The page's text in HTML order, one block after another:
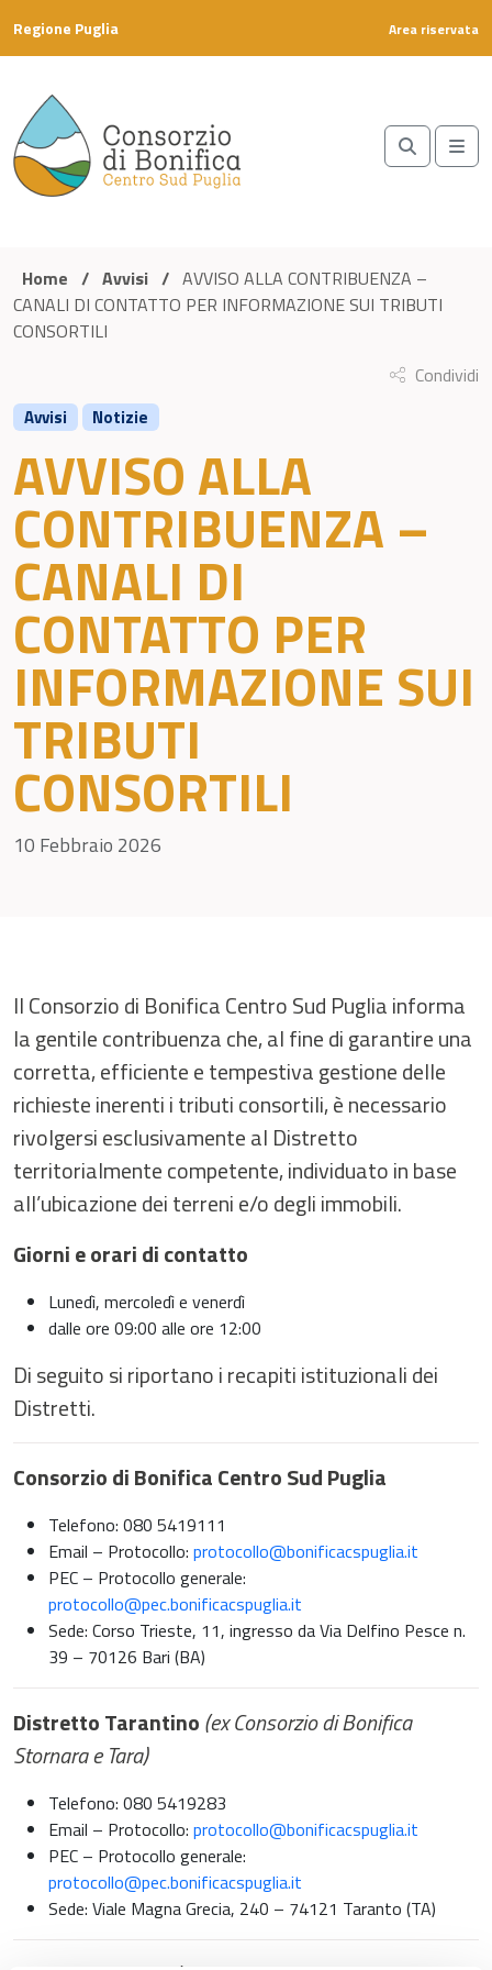
Regione Puglia Area riservata
Search
Home / Avvisi / AVVISO ALLA CONTRIBUENZA –
CANALI DI CONTATTO PER INFORMAZIONE SUI TRIBUTI
CONSORTILI
Condividi
Avvisi Notizie
AVVISO ALLA
CONTRIBUENZA –
CANALI DI
CONTATTO PER
INFORMAZIONE SUI
TRIBUTI
CONSORTILI
10 Febbraio 2026
Il Consorzio di Bonifica Centro Sud Puglia informa
la gentile contribuenza che, al fine di garantire una
corretta, efficiente e tempestiva gestione delle
richieste inerenti i tributi consortili, è necessario
rivolgersi esclusivamente al Distretto
territorialmente competente, individuato in base
all’ubicazione dei terreni e/o degli immobili.
Giorni e orari di contatto
Lunedì, mercoledì e venerdì
dalle ore 09:00 alle ore 12:00
Di seguito si riportano i recapiti istituzionali dei
Distretti.
Consorzio di Bonifica Centro Sud Puglia
Telefono: 080 5419111
Email – Protocollo: protocollo@bonificacspuglia.it
PEC – Protocollo generale:
protocollo@pec.bonificacspuglia.it
Sede: Corso Trieste, 11, ingresso da Via Delfino Pesce n.
39 – 70126 Bari (BA)
Distretto Tarantino(ex Consorzio di Bonifica
Stornara e Tara)
Telefono: 080 5419283
Email – Protocollo: protocollo@bonificacspuglia.it
PEC – Protocollo generale:
protocollo@pec.bonificacspuglia.it
Sede: Viale Magna Grecia, 240 – 74121 Taranto (TA)